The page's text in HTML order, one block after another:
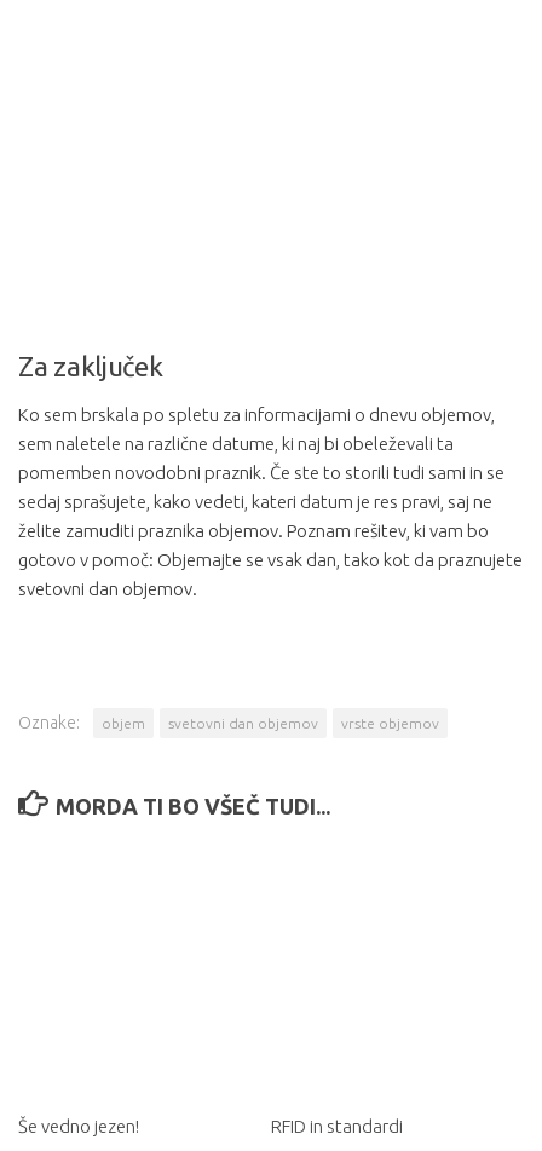
Za zaključek
Ko sem brskala po spletu za informacijami o dnevu objemov,
sem naletele na različne datume, ki naj bi obeleževali ta
pomemben novodobni praznik. Če ste to storili tudi sami in se
sedaj sprašujete, kako vedeti, kateri datum je res pravi, saj ne
želite zamuditi praznika objemov. Poznam rešitev, ki vam bo
gotovo v pomoč: Objemajte se vsak dan, tako kot da praznujete
svetovni dan objemov.
Oznake: objem svetovni dan objemov vrste objemov
MORDA TI BO VŠEČ TUDI...
Še vedno jezen! RFID in standardi